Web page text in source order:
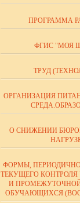
ПРОГРАММА
ФГИС "МОЯ
ТРУД
ОРГАНИЗАЦИЯ
О СНИЖЕНИИ
ФОРМЫ,
ТЕКУЩЕГО
И
ОБУЧАЮЩИХСЯ